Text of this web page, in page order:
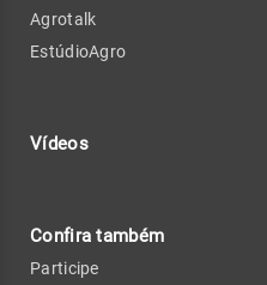
Agrotalk
EstúdioAgro
Vídeos
Confira também
Participe